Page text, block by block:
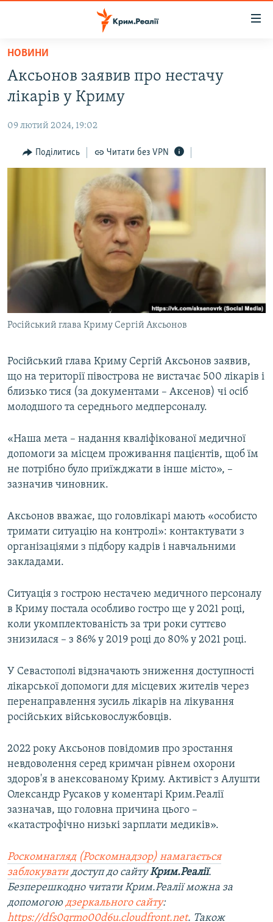
Перейти
основного
матеріалу
Перейти
до
навігації
Перейти
ВІДЕО ТА ФОТО
ПОЛІТИКА
БЛОГИ
СПЕЦПРОЕКТИ
ДЕПОРТАЦІЯ
ВІДЕОУРОКИ «ELIFBE»
СВІДЧЕННЯ ОКУПАЦІЇ
УКРАЇНСЬКА ПРОБЛЕМА КРИМУ
ЯК ОБІЙТИ БЛОКУВАННЯ
Qırımtatar
Усі сайти RFE/RL
НОВИНИ
Аксьонов заявив про нестачу
лікарів у Криму
09 лютий 2024, 19:02
Поділитись Читати без VPN
Російський глава Криму Сергій Аксьонов
Російський глава Криму Сергій Аксьонов заявив,
що на території півострова не вистачає 500 лікарів і
близько тися (за документами – Аксенов) чі осіб
молодшого та середнього медперсоналу.
«Наша мета – надання кваліфікованої медичної
допомоги за місцем проживання пацієнтів, щоб їм
не потрібно було приїжджати в інше місто», –
зазначив чиновник.
Аксьонов вважає, що головлікарі мають «особисто
тримати ситуацію на контролі»: контактувати з
організаціями з підбору кадрів і навчальними
закладами.
Ситуація з гострою нестачею медичного персоналу
в Криму постала особливо гостро ще у 2021 році,
коли укомплектованість за три роки суттєво
знизилася – з 86% у 2019 році до 80% у 2021 році.
У Севастополі відзначають зниження доступності
лікарської допомоги для місцевих жителів через
перенаправлення зусиль лікарів на лікування
російських військовослужбовців.
2022 року Аксьонов повідомив про зростання
невдоволення серед кримчан рівнем охорони
здоров'я в анексованому Криму. Активіст з Алушти
Олександр Русаков у коментарі Крим.Реалії
зазначав, що головна причина цього –
«катастрофічно низькі зарплати медиків».
Роскомнагляд (Роскомнадзор) намагається
заблокуватидоступ до сайтуКрим.Реалії.
Безперешкодно читати Крим.Реалії можна за
допомогою дзеркального сайту:
https://dfs0qrmo00d6u.cloudfront.net. Також